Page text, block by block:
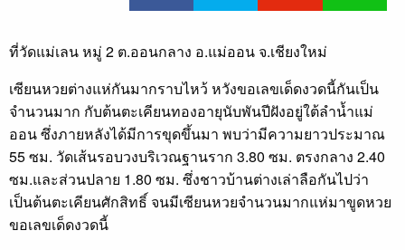
ที่วัดแม่เลน หมู่ 2 ต.ออนกลาง อ.แม่ออน จ.เชียงใหม่
เซียนหวยต่างแห่กันมากราบไหว้ หวังขอเลขเด็ดงวดนี้กันเป็น
จำนวนมาก กับต้นตะเคียนทองอายุนับพันปีฝังอยู่ใต้ลำน้ำแม่
ออน ซึ่งภายหลังได้มีการขุดขึ้นมา พบว่ามีความยาวประมาณ
55 ซม. วัดเส้นรอบวงบริเวณฐานราก 3.80 ซม. ตรงกลาง 2.40
ซม.และส่วนปลาย 1.80 ซม. ซึ่งชาวบ้านต่างเล่าลือกันไปว่า
เป็นต้นตะเคียนศักสิทธิ์ จนมีเซียนหวยจำนวนมากแห่มาขูดหวย
ขอเลขเด็ดงวดนี้